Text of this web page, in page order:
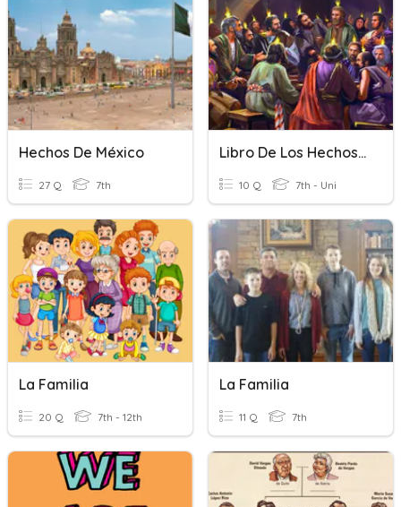
Hechos De México
27 Q 7th
Libro De Los Hechos De Los Apostoles
10 Q 7th - Uni
La Familia
20 Q 7th - 12th
La Familia
11 Q 7th